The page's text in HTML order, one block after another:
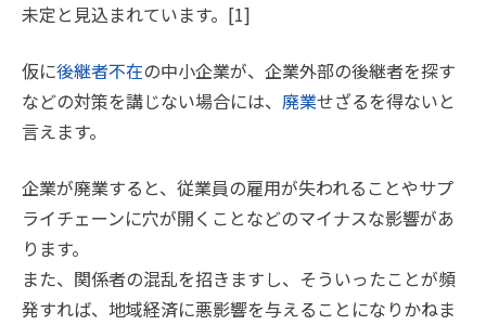
未定と見込まれています。[1]
仮に後継者不在の中小企業が、企業外部の後継者を探す
などの対策を講じない場合には、 廃業せざるを得ないと
言えます。
企業が廃業すると、従業員の雇用が失われることやサプ
ライチェーンに穴が開くことなどのマイナスな影響があ
ります。
また、関係者の混乱を招きますし、そういったことが頻
発すれば、地域経済に悪影響を与えることになりかねま